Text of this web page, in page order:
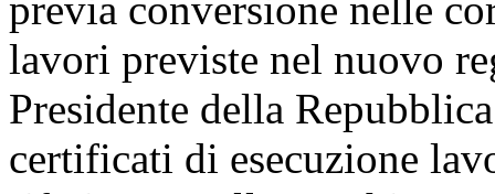
lavori previste nel nuovo
Presidente della
certificati di esecuzione